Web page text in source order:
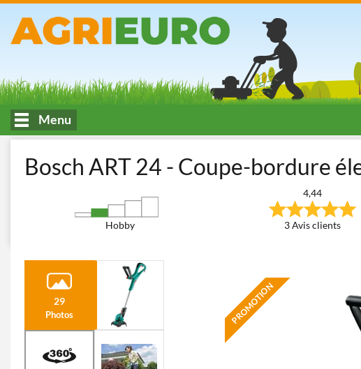
Menu
Bosch ART 24 - Coupe-bordure
Hobby
4,44
3 Avis clients
29
Photos PROMOTION